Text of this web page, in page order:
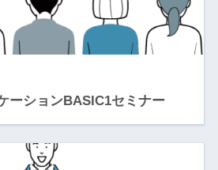
ーションBASIC1セミナー